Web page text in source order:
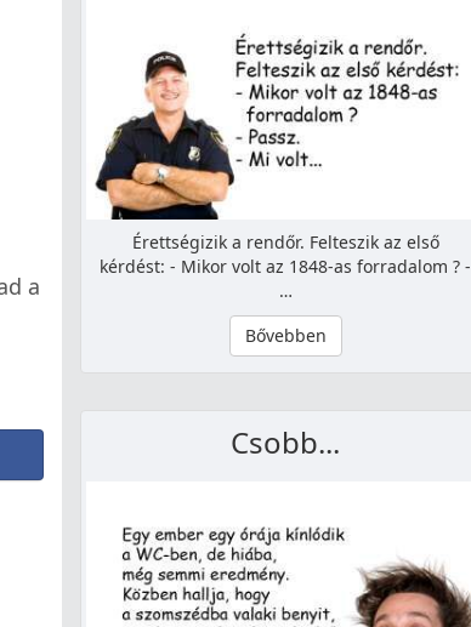
a
Érettségizik a rendőr. Felteszik az első
kérdést: - Mikor volt az 1848-as forradalom ? -
…
Bővebben
Csobb...